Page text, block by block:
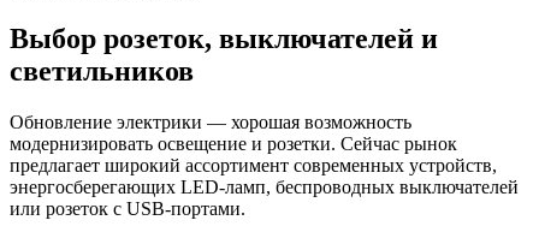
Выбор розеток, выключателей и
светильников
Обновление электрики — хорошая возможность
модернизировать освещение и розетки. Сейчас рынок
предлагает широкий ассортимент современных устройств,
энергосберегающих LED-ламп, беспроводных выключателей
или розеток с USB-портами.